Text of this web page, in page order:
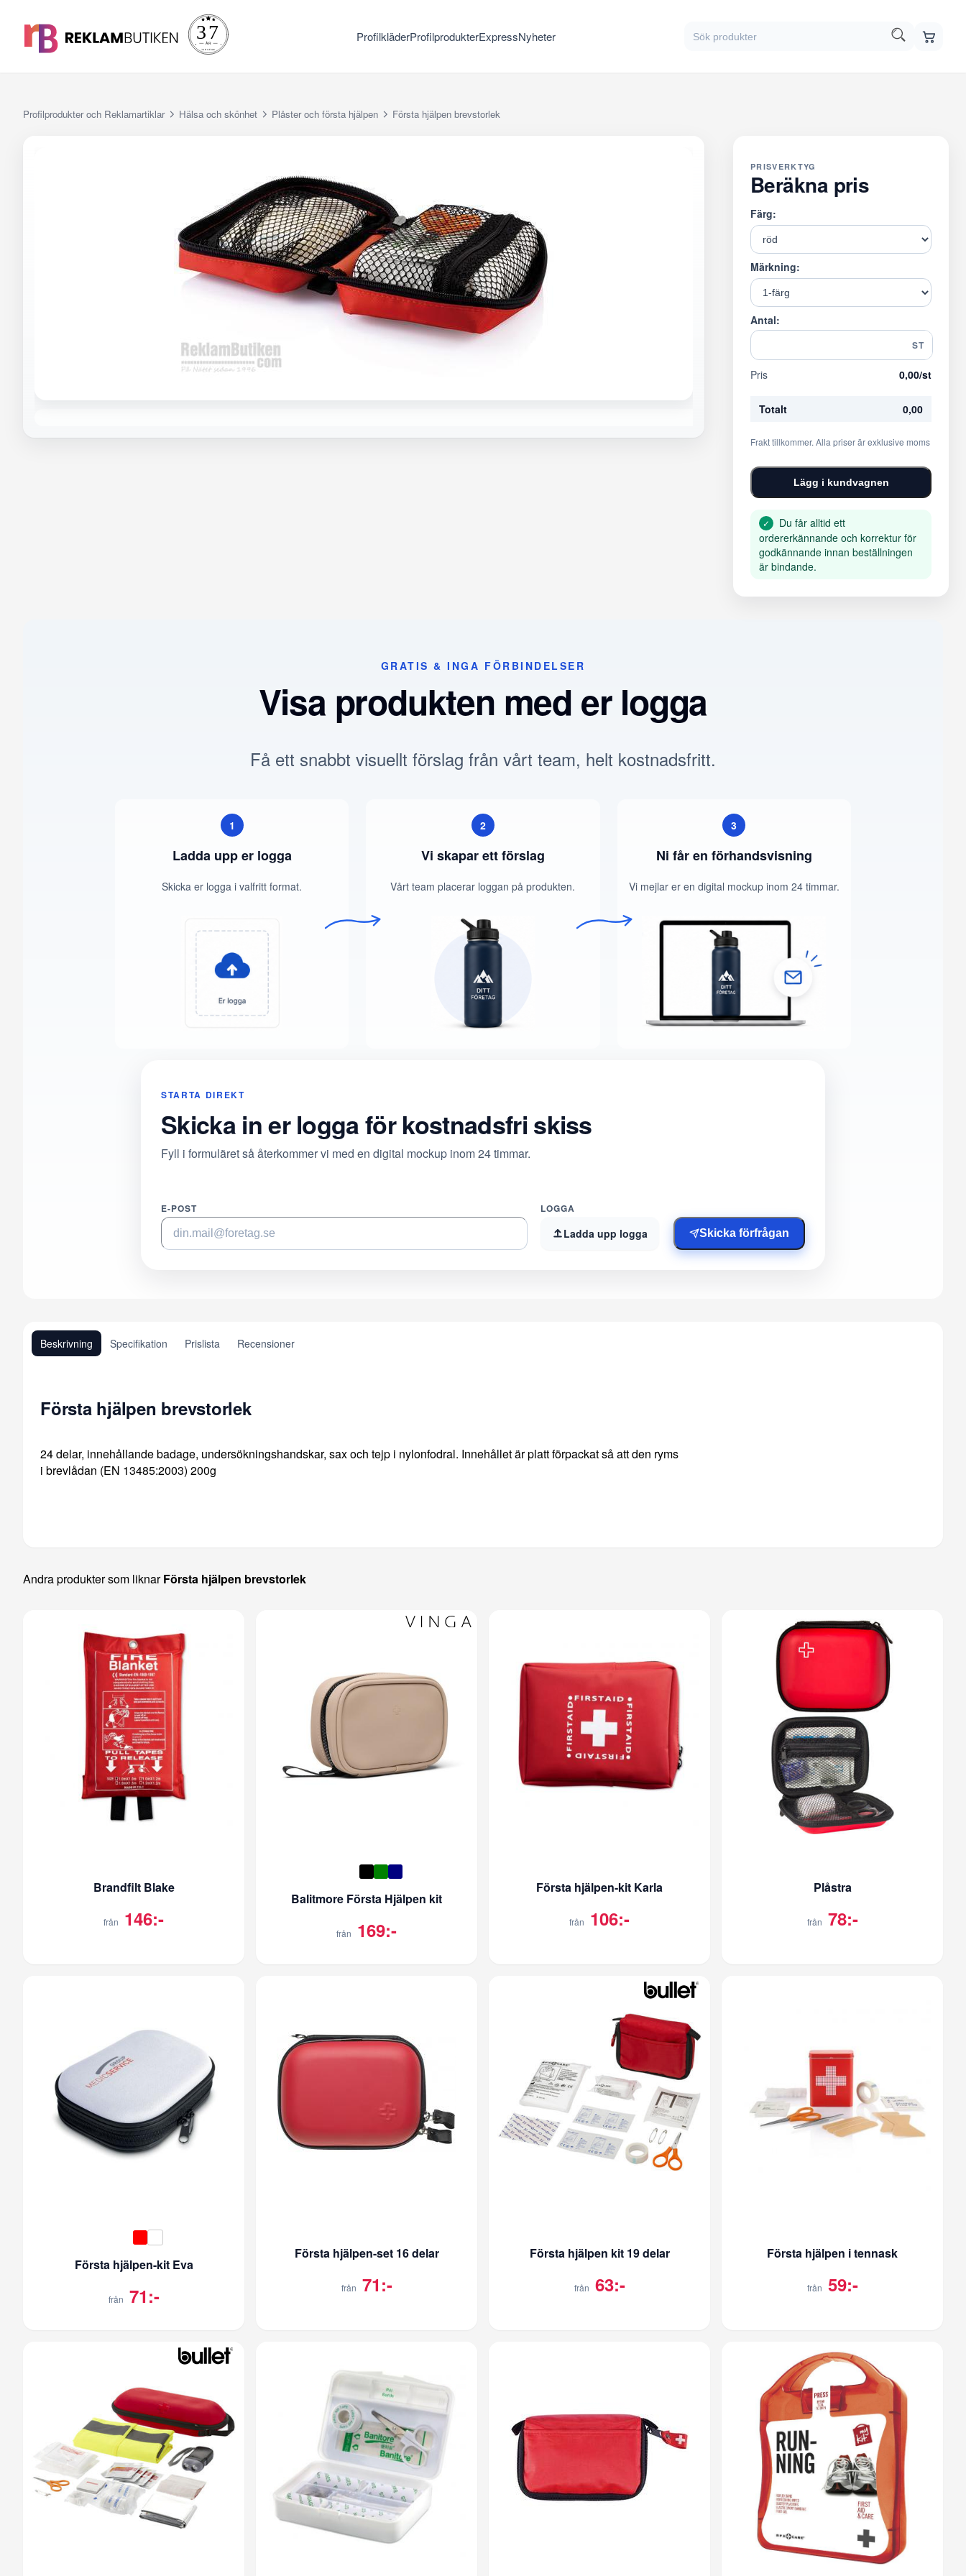
ProfilkläderProfilprodukterExpressNyheter
Profilprodukter och Reklamartiklar Hälsa och skönhet Plåster och första hjälpen Första hjälpen brevstorlek
PRISVERKTYG
Beräkna pris
Färg:
Märkning:
Antal:
ST
Pris 0,00/st
Totalt 0,00
Frakt tillkommer. Alla priser är exklusive moms
Lägg i kundvagnen
✓
Du får alltid ett
ordererkännande och korrektur för
godkännande innan beställningen
är bindande.
GRATIS & INGA FÖRBINDELSER
Visa produkten med er logga
Få ett snabbt visuellt förslag från vårt team, helt kostnadsfritt.
1
Ladda upp er logga
Skicka er logga i valfritt format.
2
Vi skapar ett förslag
Vårt team placerar loggan på produkten.
3
Ni får en förhandsvisning
Vi mejlar er en digital mockup inom 24 timmar.
STARTA DIREKT
Skicka in er logga för kostnadsfri skiss
Fyll i formuläret så återkommer vi med en digital mockup inom 24 timmar.
E-POST LOGGA
Ladda upp logga Skicka förfrågan
Beskrivning Specifikation Prislista Recensioner
Första hjälpen brevstorlek
24 delar, innehållande badage, undersökningshandskar, sax och tejp i nylonfodral. Innehållet är platt förpackat så att den ryms
i brevlådan (EN 13485:2003) 200g
Andra produkter som liknarFörsta hjälpen brevstorlek
Brandfilt Blake
från 146:-
Balitmore Första Hjälpen kit
från 169:-
Första hjälpen-kit Karla
från 106:-
Plåstra
från 78:-
Första hjälpen-kit Eva
från 71:-
Första hjälpen-set 16 delar
från 71:-
Första hjälpen kit 19 delar
från 63:-
Första hjälpen i tennask
från 59:-